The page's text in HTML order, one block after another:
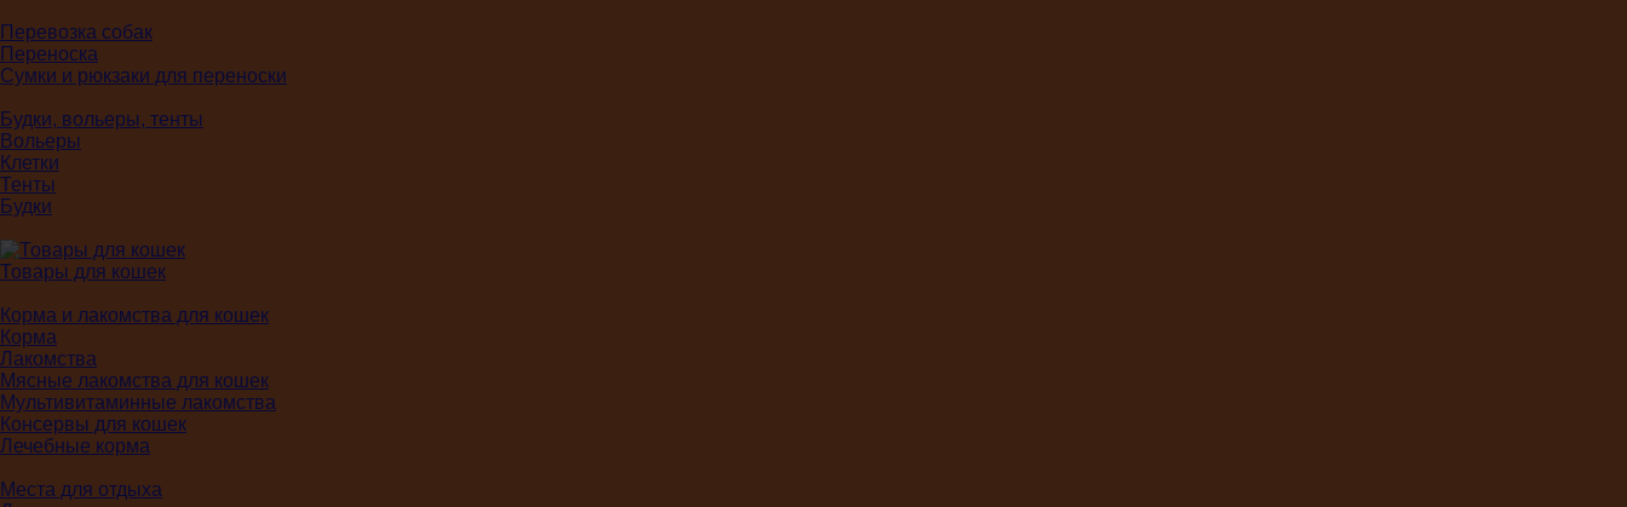
Перевозка собак
Переноска
Сумки и рюкзаки для переноски
Будки, вольеры, тенты
Вольеры
Клетки
Тенты
Будки
Товары для кошек
Корма и лакомства для кошек
Корма
Лакомства
Мясные лакомства для кошек
Мультивитаминные лакомства
Консервы для кошек
Лечебные корма
Места для отдыха